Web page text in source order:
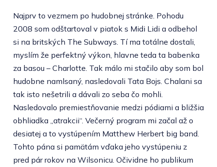
Najprv to vezmem po hudobnej stránke. Pohodu
2008 som odštartoval v piatok s Midi Lidi a odbehol
si na britských The Subways. Tí ma totálne dostali,
myslím že perfektný výkon, hlavne teda ta babenka
za basou – Charlotte. Tak málo mi stačilo aby som bol
hudobne namlsaný, nasledovali Tata Bojs. Chalani sa
tak isto nešetrili a dávali zo seba čo mohli.
Nasledovalo premiestňovanie medzi pódiami a bližšia
obhliadka „atrakcii“. Večerný program mi začal až o
desiatej a to vystúpením Matthew Herbert big band.
Tohto pána si pamätám vďaka jeho vystúpeniu z
pred pár rokov na Wilsonicu. Očividne ho publikum